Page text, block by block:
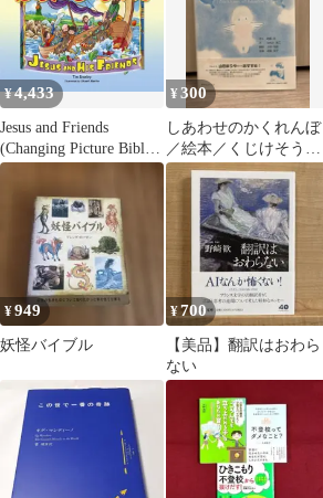
¥4,433
Jesus and Friends
(Changing Picture Bible
Stories) Martin, Stuart
¥300
しあわせのかくれんぼ
／絵本／くじけそうな
時に読んでほしい一冊
／心温まるストーリー
¥949
妖怪バイブル
¥700
【美品】翻訳はおわら
ない